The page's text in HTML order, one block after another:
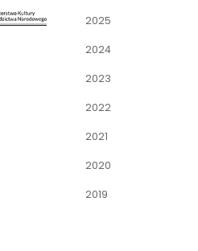
2025
2024
2023
2022
2021
2020
2019